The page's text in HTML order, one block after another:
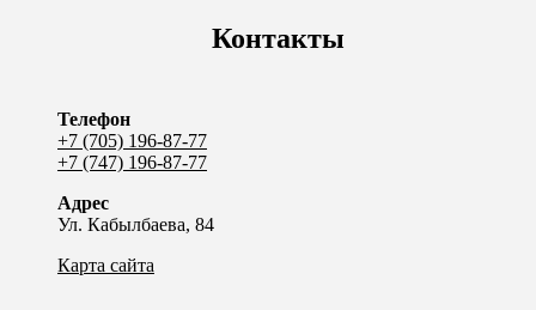
Контакты
Телефон
+7 (705) 196-87-77
+7 (747) 196-87-77
Адрес
Ул. Кабылбаева, 84
Карта сайта